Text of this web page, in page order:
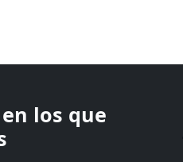
los que
DE GIPUZKOA
MOVILIDAD DEL